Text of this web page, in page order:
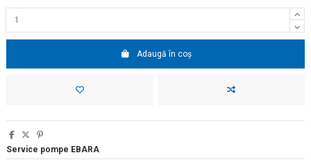
Adaugă în coș
Service pompe EBARA